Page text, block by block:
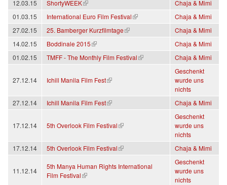
12.03.15
ShortyWEEK
(link is external)
Chaja & Mimi
01.03.15
International Euro Film Festival
(link is external)
Chaja & Mimi
27.02.15
25. Bamberger Kurzfilmtage
(link is external)
Chaja & Mimi
14.02.15
Boddinale 2015
(link is external)
Chaja & Mimi
01.02.15
TMFF - The Monthly Film Festival
(link is external) Chaja & Mimi
27.12.14 Ichill Manila Film Fest
(link is external)
Geschenkt
wurde uns
nichts
27.12.14
Ichill Manila Film Fest
(link is external) Chaja & Mimi
17.12.14 5th Overlook Film Festival
(link is external)
Geschenkt
wurde uns
nichts
17.12.14
5th Overlook Film Festival
(link is external) Chaja & Mimi
11.12.14
5th Manya Human Rights International
Film Festival
(link is external)
Geschenkt
wurde uns
nichts